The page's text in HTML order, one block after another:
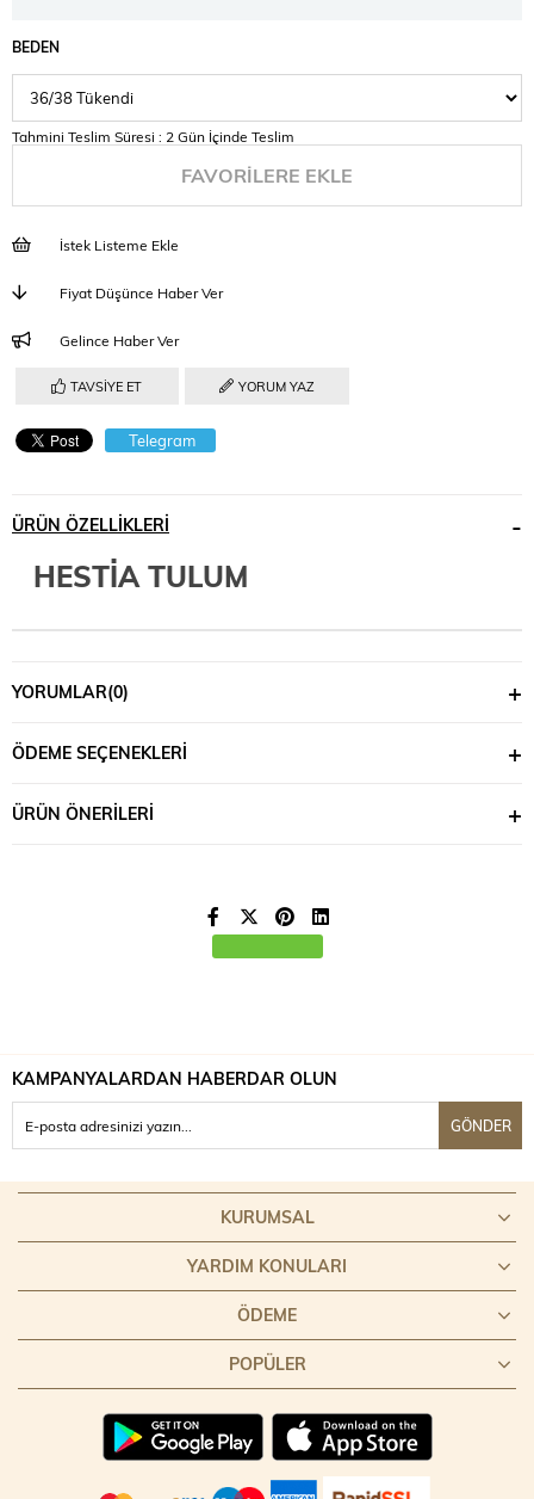
BEDEN
Tahmini Teslim Süresi : 2 Gün İçinde Teslim
FAVORILERE EKLE
İstek Listeme Ekle
Fiyat Düşünce Haber Ver
Gelince Haber Ver
TAVSIYE ET YORUM YAZ
Telegram
ÜRÜN ÖZELLIKLERI
HESTİA TULUM
YORUMLAR(0)
ÖDEME SEÇENEKLERI
ÜRÜN ÖNERILERI
KAMPANYALARDAN HABERDAR OLUN
GÖNDER
KURUMSAL
YARDIM KONULARI
ÖDEME
POPÜLER